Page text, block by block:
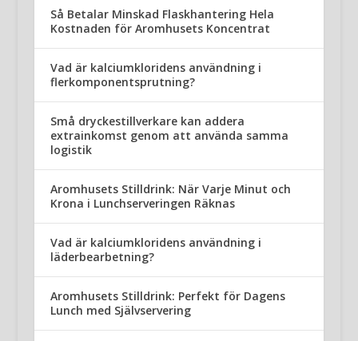
Så Betalar Minskad Flaskhantering Hela
Kostnaden för Aromhusets Koncentrat
Vad är kalciumkloridens användning i
flerkomponentsprutning?
Små dryckestillverkare kan addera
extrainkomst genom att använda samma
logistik
Aromhusets Stilldrink: När Varje Minut och
Krona i Lunchserveringen Räknas
Vad är kalciumkloridens användning i
läderbearbetning?
Aromhusets Stilldrink: Perfekt för Dagens
Lunch med Självservering